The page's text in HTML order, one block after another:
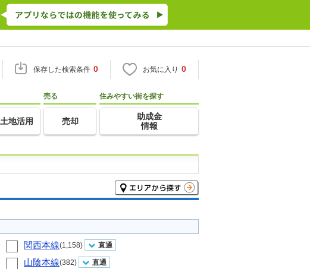
保存した検索条件 0 お気に入り 0
土地活用
売る
売却
住みやすい街を探す
助成金
情報
関西本線(1,158) 直通
山陰本線(382) 直通